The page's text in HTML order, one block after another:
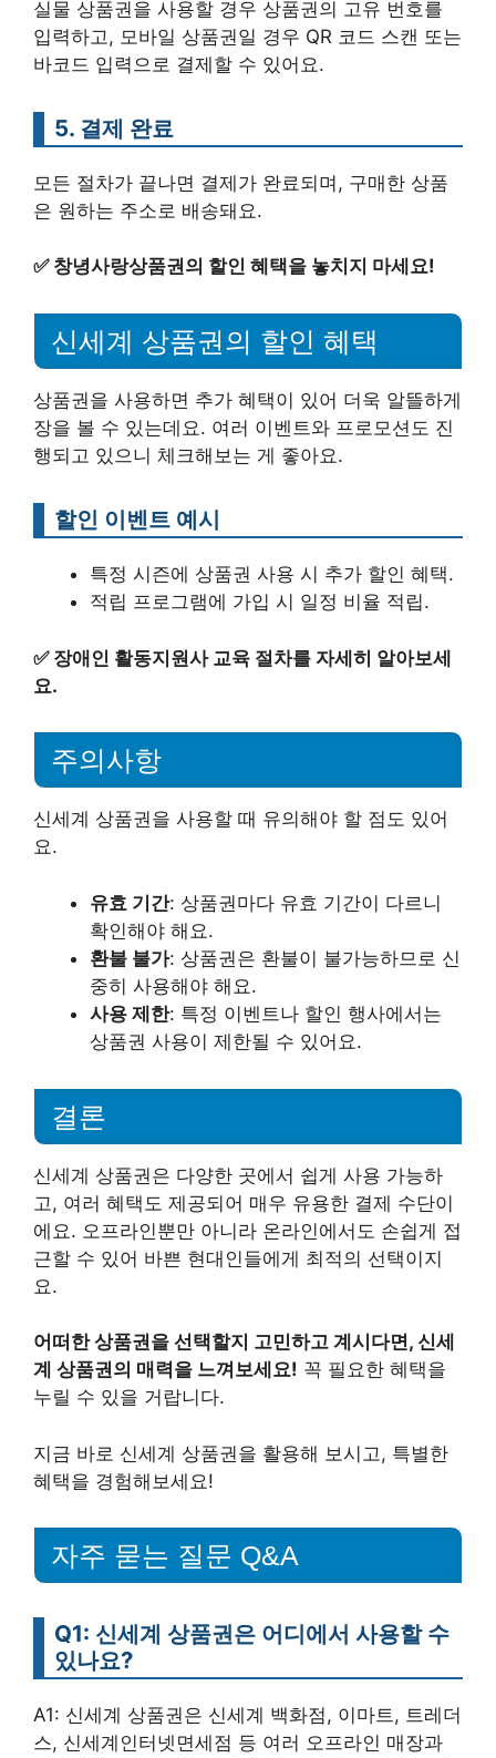
실물 상품권을 사용할 경우 상품권의 고유 번호를
입력하고, 모바일 상품권일 경우 QR 코드 스캔 또는
바코드 입력으로 결제할 수 있어요.
5. 결제 완료
모든 절차가 끝나면 결제가 완료되며, 구매한 상품
은 원하는 주소로 배송돼요.
✅ 창녕사랑상품권의 할인 혜택을 놓치지 마세요!
신세계 상품권의 할인 혜택
상품권을 사용하면 추가 혜택이 있어 더욱 알뜰하게
장을 볼 수 있는데요. 여러 이벤트와 프로모션도 진
행되고 있으니 체크해보는 게 좋아요.
할인 이벤트 예시
특정 시즌에 상품권 사용 시 추가 할인 혜택.
적립 프로그램에 가입 시 일정 비율 적립.
✅ 장애인 활동지원사 교육 절차를 자세히 알아보세
요.
주의사항
신세계 상품권을 사용할 때 유의해야 할 점도 있어
요.
유효 기간: 상품권마다 유효 기간이 다르니
확인해야 해요.
환불 불가: 상품권은 환불이 불가능하므로 신
중히 사용해야 해요.
사용 제한: 특정 이벤트나 할인 행사에서는
상품권 사용이 제한될 수 있어요.
결론
신세계 상품권은 다양한 곳에서 쉽게 사용 가능하
고, 여러 혜택도 제공되어 매우 유용한 결제 수단이
에요. 오프라인뿐만 아니라 온라인에서도 손쉽게 접
근할 수 있어 바쁜 현대인들에게 최적의 선택이지
요.
어떠한 상품권을 선택할지 고민하고 계시다면, 신세
계 상품권의 매력을 느껴보세요! 꼭 필요한 혜택을
누릴 수 있을 거랍니다.
지금 바로 신세계 상품권을 활용해 보시고, 특별한
혜택을 경험해보세요!
자주 묻는 질문 Q&A
Q1: 신세계 상품권은 어디에서 사용할 수
있나요?
A1: 신세계 상품권은 신세계 백화점, 이마트, 트레더
스, 신세계인터넷면세점 등 여러 오프라인 매장과